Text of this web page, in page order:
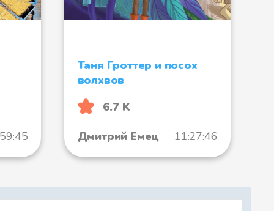
Таня Гроттер и посох
волхвов
6.7 K
Дмитрий Емец
11:27:46